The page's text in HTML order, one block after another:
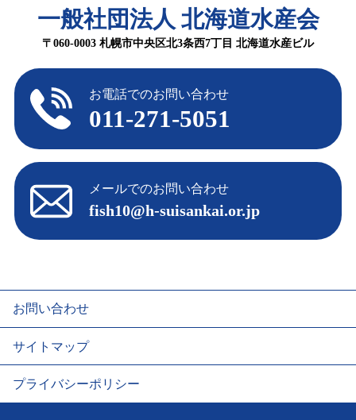
一般社団法人 北海道水産会
〒060-0003 札幌市中央区北3条西7丁目 北海道水産ビル
お電話でのお問い合わせ
011-271-5051
メールでのお問い合わせ
fish10@h-suisankai.or.jp
お問い合わせ
サイトマップ
プライバシーポリシー